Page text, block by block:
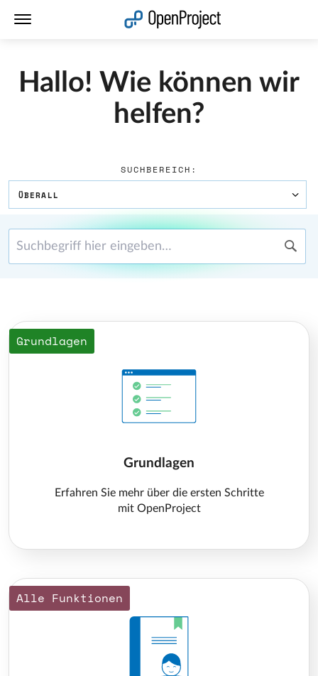
Hallo! Wie können wir
helfen?
SUCHBEREICH:
ÜBERALL
Grundlagen
Grundlagen
Erfahren Sie mehr über die ersten Schritte
mit OpenProject
Alle Funktionen